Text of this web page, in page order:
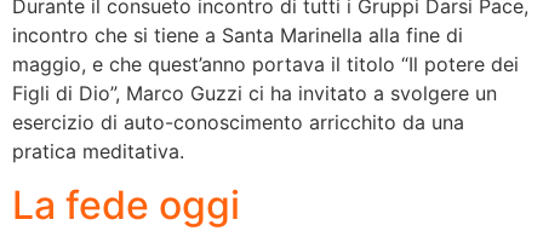
Durante il consueto incontro di tutti i Gruppi Darsi Pace,
incontro che si tiene a Santa Marinella alla fine di
maggio, e che quest’anno portava il titolo “Il potere dei
Figli di Dio”, Marco Guzzi ci ha invitato a svolgere un
esercizio di auto-conoscimento arricchito da una
pratica meditativa.
La fede oggi